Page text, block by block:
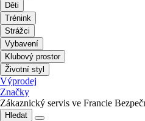
Děti
Trénink
Strážci
Vybavení
Klubový prostor
Životní styl
Výprodej
Značky
Zákaznický servis ve Francie
Hledat